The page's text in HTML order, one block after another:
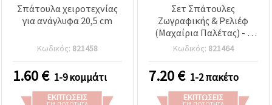
Σπάτουλα χειροτεχνίας
για ανάγλυφα 20,5 cm
Κωδικός: 821458
1.60€ 1-9 κομμάτι
ΕΚΠΤΏΣΕΙΣ
Σετ Σπάτουλες
Ζωγραφικής & Ρελιέφ
(Μαχαίρια Παλέτας) - 5
τεμ.
Κωδικός: 821464
7.20€ 1-2 πακέτο
ΕΚΠΤΏΣΕΙΣ